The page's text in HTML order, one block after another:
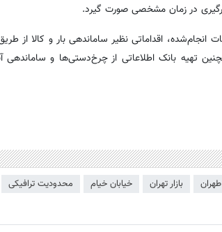
در زمان مشخصی صورت گیرد.
اقداماتی نظیر ساماندهی بار و کالا از
تهیه بانک اطلاعاتی از چرخ‌دستی‌ها و
بازار تهران خیابان خیام محدودیت ترافیکی